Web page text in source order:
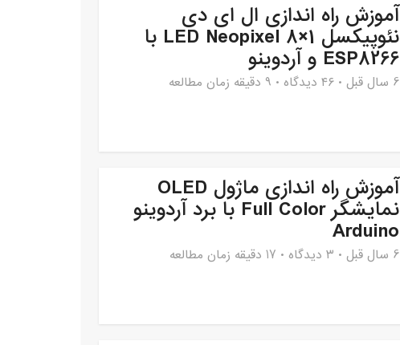
آموزش راه اندازی ال ای دی
نئوپیکسل LED Neopixel 8×1 با
ESP8266 و آردوینو
6 سال قبل ۴۶ دیدگاه 9 دقیقه زمان مطالعه
آموزش راه اندازی ماژول OLED
نمایشگر Full Color با برد آردوینو
Arduino
6 سال قبل ۳ دیدگاه 17 دقیقه زمان مطالعه